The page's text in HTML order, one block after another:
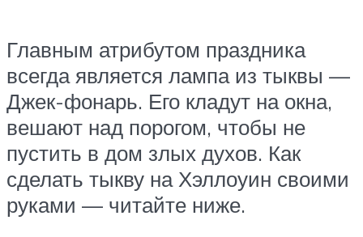
Главным атрибутом праздника
всегда является лампа из тыквы —
Джек-фонарь. Его кладут на окна,
вешают над порогом, чтобы не
пустить в дом злых духов. Как
сделать тыкву на Хэллоуин своими
руками — читайте ниже.